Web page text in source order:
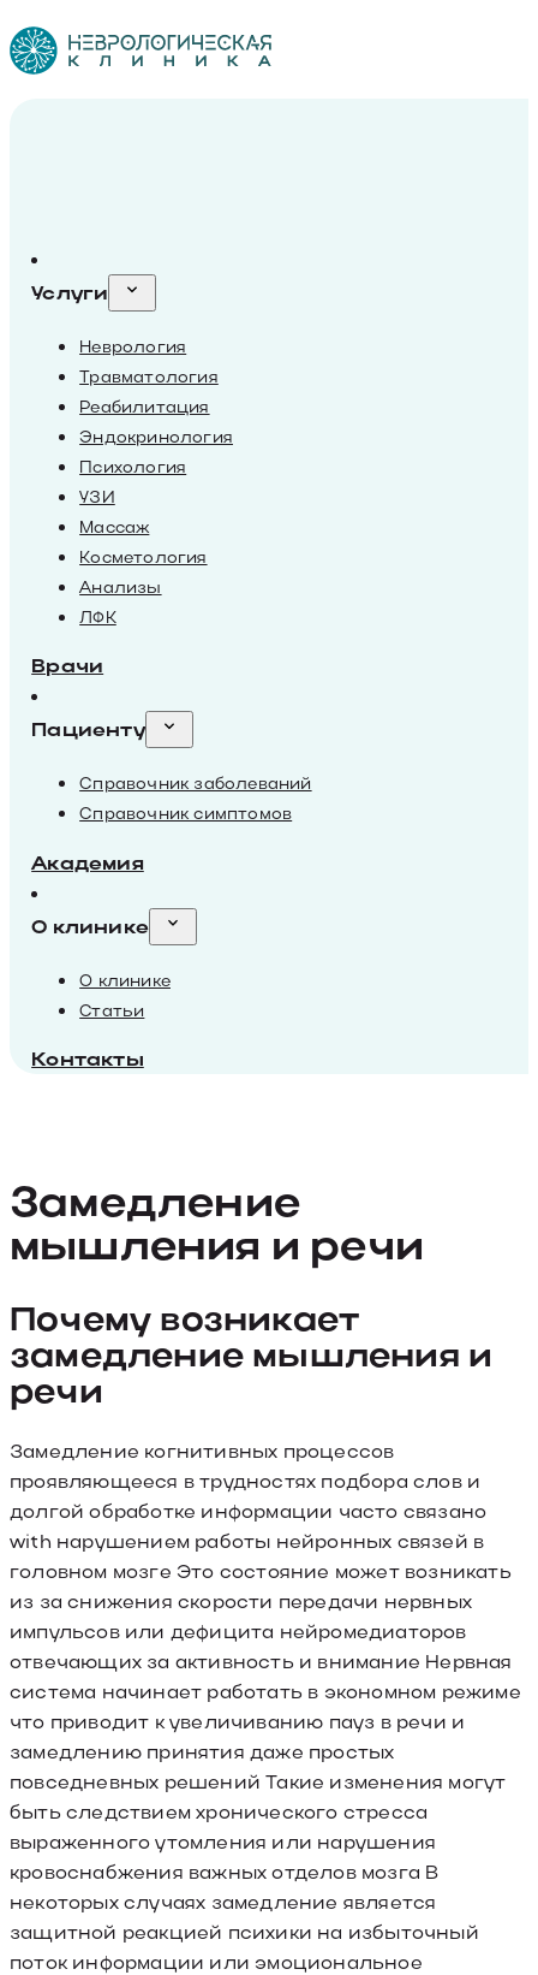
Услуги
Неврология
Травматология
Реабилитация
Эндокринология
Психология
УЗИ
Массаж
Косметология
Анализы
ЛФК
Врачи
Пациенту
Справочник заболеваний
Справочник симптомов
Академия
О клинике
О клинике
Статьи
Контакты
Замедление
мышления и речи
Почему возникает
замедление мышления и
речи
Замедление когнитивных процессов
проявляющееся в трудностях подбора слов и
долгой обработке информации часто связано
with нарушением работы нейронных связей в
головном мозге Это состояние может возникать
из за снижения скорости передачи нервных
импульсов или дефицита нейромедиаторов
отвечающих за активность и внимание Нервная
система начинает работать в экономном режиме
что приводит к увеличиванию пауз в речи и
замедлению принятия даже простых
повседневных решений Такие изменения могут
быть следствием хронического стресса
выраженного утомления или нарушения
кровоснабжения важных отделов мозга В
некоторых случаях замедление является
защитной реакцией психики на избыточный
поток информации или эмоциональное